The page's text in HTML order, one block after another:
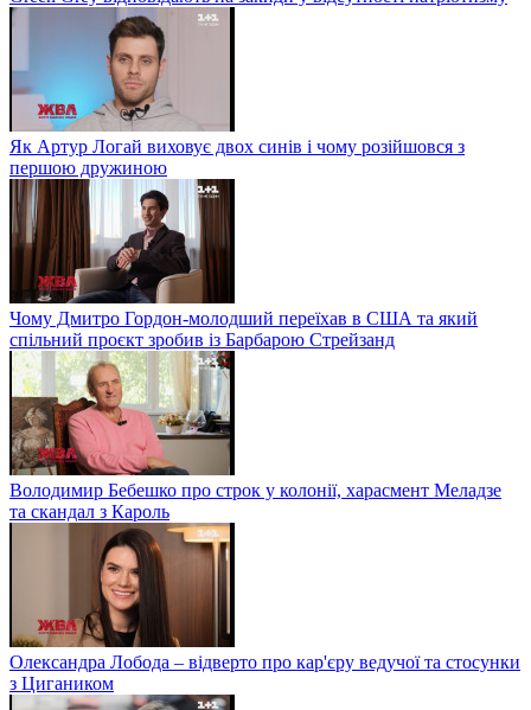
Як Артур Логай виховує двох синів і чому розійшовся з
першою дружиною
Чому Дмитро Гордон-молодший переїхав в США та який
спільний проєкт зробив із Барбарою Стрейзанд
Володимир Бебешко про строк у колонії, харасмент Меладзе
та скандал з Кароль
Олександра Лобода – відверто про кар'єру ведучої та стосунки
з Цигаником